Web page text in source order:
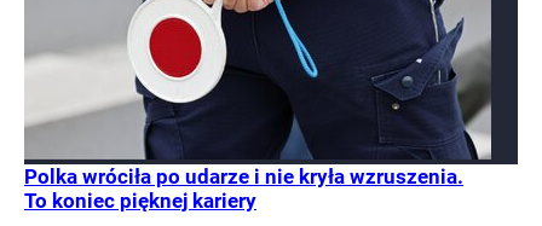
Polka wróciła po udarze i nie kryła wzruszenia.
To koniec pięknej kariery